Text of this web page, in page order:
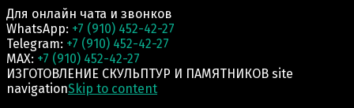
Для онлайн чата и звонков
WhatsApp: +7 (910) 452-42-27
Telegram: +7 (910) 452-42-27
MAX: +7 (910) 452-42-27
ИЗГОТОВЛЕНИЕ СКУЛЬПТУР И ПАМЯТНИКОВ site
navigationSkip to content